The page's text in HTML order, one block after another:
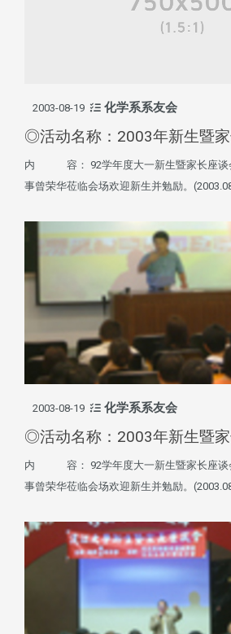
2003-08-19 化学系系友会
◎活动名称：2003年新生暨
内 容： 92学年度大一新生暨家长座谈
事曾荣华莅临会场欢迎新生并勉励。
2003-08-19 化学系系友会
◎活动名称：2003年新生暨
内 容： 92学年度大一新生暨家长座谈
事曾荣华莅临会场欢迎新生并勉励。